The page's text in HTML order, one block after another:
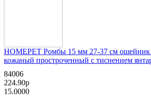
HOMEPET Ромбы 15 мм 27-37 см ошейник
кожаный простроченный с тиснением
84006
224.90р
15.0000